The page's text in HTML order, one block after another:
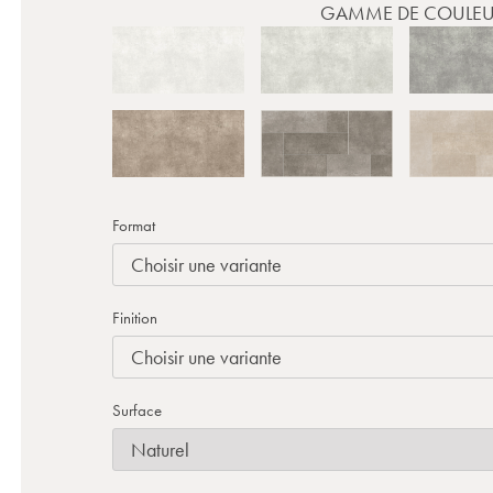
GAMME DE
Format
Finition
Surface